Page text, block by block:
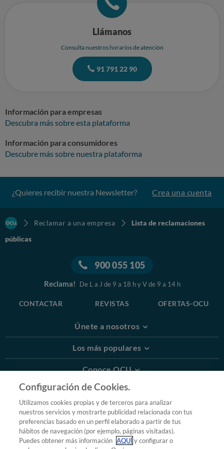
Llámanos
Consulta nuestros horarios de atención
91 791 22 90
Información para empresas
Descubra más sobre esta plataforma
Información para consumidores
Descubre más sobre nuestra plataforma
¿Quieres recibir nuestra Newsletter? Crea una cuenta
Reclamar a una empresa
Lista de reclamaciones
públicas
900 055 105
Reclama! De L a J de 9 a 18 h y V de 9 a 14 h
CONTACTAR REVISTAS OFERTAS-OCU
Únete a nosotros
Los más populares
Conoce OCU
Más Información
© 2026 OCU
Condiciones generales de contratación de OCU
Política de privacidad
Configuración de Cookies.
Utilizamos cookies propias y de terceros para analizar
nuestros servicios y mostrarte publicidad relacionada con tus
preferencias basado en un perfil elaborado a partir de tus
hábitos de navegación (por ejemplo, páginas visitadas).
Puedes obtener más información AQUÍy configurar o